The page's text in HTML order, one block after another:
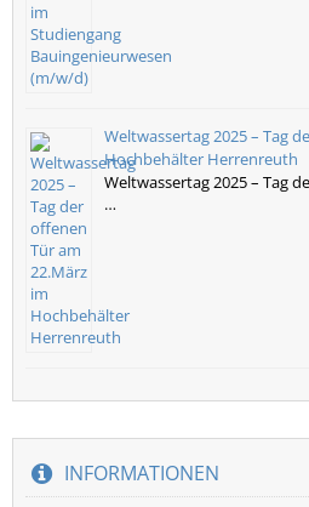
Weltwassertag 2025 – Tag
Hochbehälter Herrenreuth
Weltwassertag 2025 – Tag
…
INFORMATIONEN